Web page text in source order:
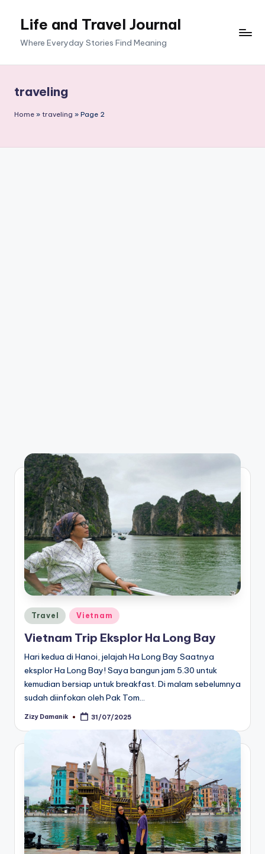
Life and Travel Journal
Where Everyday Stories Find Meaning
traveling
Home » traveling » Page 2
Posted
in
Travel Vietnam
Vietnam Trip Eksplor Ha Long Bay
Hari kedua di Hanoi, jelajah Ha Long Bay Saatnya
eksplor Ha Long Bay! Saya bangun jam 5.30 untuk
kemudian bersiap untuk breakfast. Di malam sebelumnya
sudah diinfokan oleh Pak Tom…
Posted
Zizy Damanik 31/07/2025